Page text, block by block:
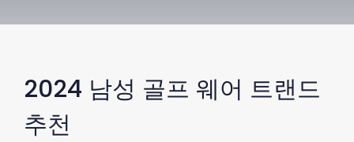
2024 남성 골프 웨어 트랜드
추천